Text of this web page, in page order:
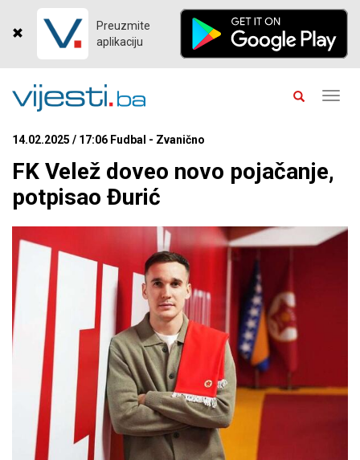
Preuzmite
aplikaciju
14.02.2025 / 17:06 Fudbal - Zvanično
FK Velež doveo novo pojačanje,
potpisao Đurić